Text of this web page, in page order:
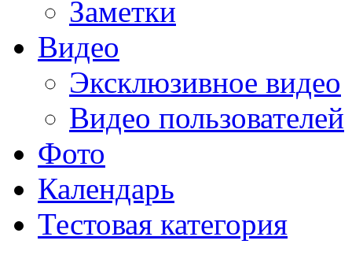
Заметки
Видео
Эксклюзивное видео
Видео пользователей
Фото
Календарь
Тестовая категория